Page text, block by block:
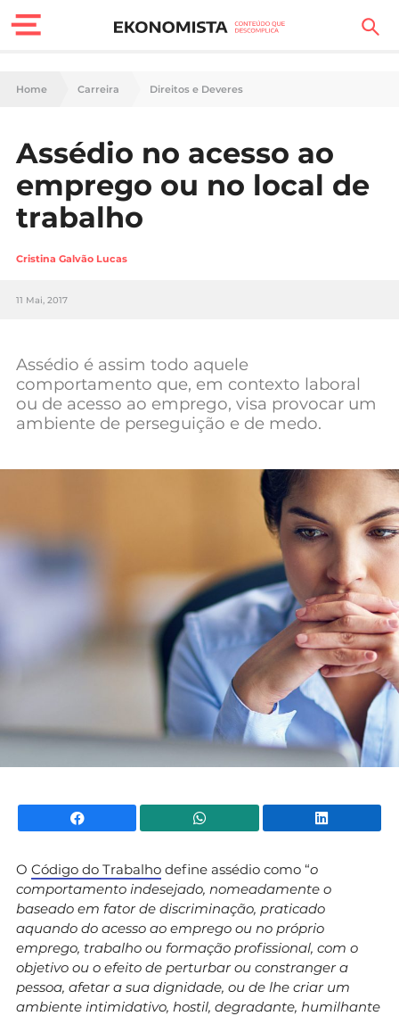
Finanças Pessoais
Carreira
Casa
Lifestyle
Sociedade
Negócios
Mundial 2026
Home Carreira Direitos e Deveres
Assédio no acesso ao
emprego ou no local de
trabalho
Cristina Galvão Lucas
11 Mai, 2017
Assédio é assim todo aquele
comportamento que, em contexto laboral
ou de acesso ao emprego, visa provocar um
ambiente de perseguição e de medo.
Facebook WhatsApp
O Código do Trabalho define assédio como “o
comportamento indesejado, nomeadamente o
baseado em fator de discriminação, praticado
aquando do acesso ao emprego ou no próprio
emprego, trabalho ou formação profissional, com o
objetivo ou o efeito de perturbar ou constranger a
pessoa, afetar a sua dignidade, ou de lhe criar um
ambiente intimidativo, hostil, degradante, humilhante